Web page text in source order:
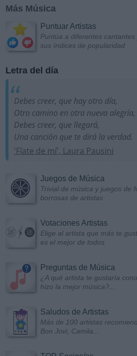
Más Música
Puntuar Artistas
Puntúa a diferentes
sus índices de popularidad
Letra del día
Debes creer, que hay otro día,
Otro camino en otra nueva alegría,
Debes creer, que llegará,
Una canción que te dirá la verdad.
'Fíate de mí', Laura Pausini
Juegos de Música
Trivial de música y juegos de
borrosas de artistas
Votaciones Artistas
Elige al artista que más te
es el mejor de todos
Preguntas de Música
¿A qué artista te gustaría
hizo la mejor música?...
Saludos de Artistas
Más de 100 artistas
Bon Jovi, Camila...